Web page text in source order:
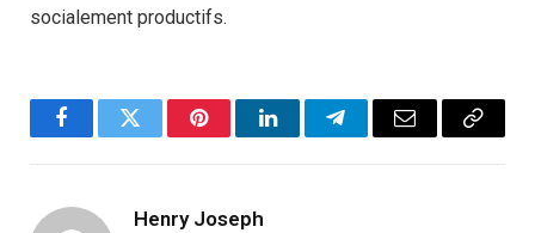
socialement productifs.
FacebookTwitter PinterestLinkedInTelegramEmail
Copy
Henry Joseph